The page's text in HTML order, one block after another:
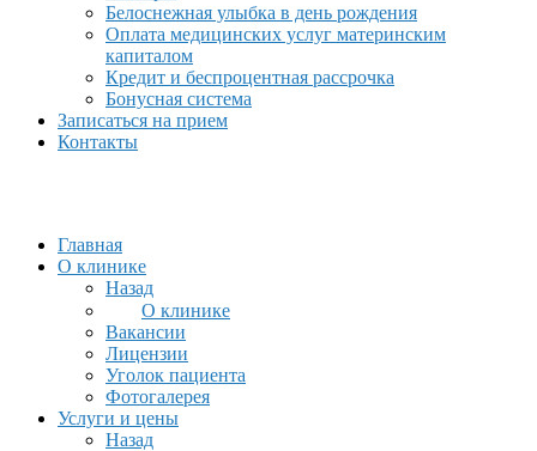
Белоснежная улыбка в день рождения
Оплата медицинских услуг материнским
капиталом
Кредит и беспроцентная рассрочка
Бонусная система
Записаться на прием
Контакты
Главная
О клинике
Назад
О клинике
Вакансии
Лицензии
Уголок пациента
Фотогалерея
Услуги и цены
Назад